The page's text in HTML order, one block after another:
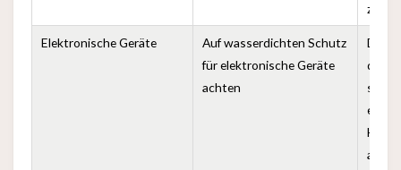
zu
Elektronische Geräte
Auf wasserdichten Schutz
für elektronische Geräte
achten
Da
die
sehr